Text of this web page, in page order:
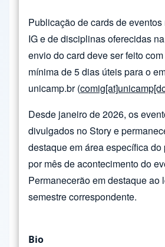
Publicação de cards de
IG e de disciplinas oferecidas
envio do card deve ser feito
mínima de 5 dias úteis para o
unicamp.br(
Desde janeiro de 2026, os
divulgados no Story e
destaque em área específica
por mês de acontecimento do
Permanecerão em destaque ao
semestre correspondente.
Bio